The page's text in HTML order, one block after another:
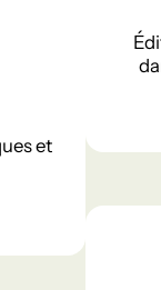
et